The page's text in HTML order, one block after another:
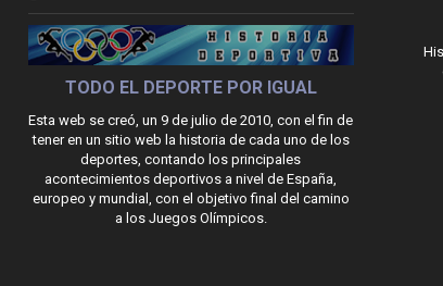
TODO EL DEPORTE POR IGUAL
Esta web se creó, un 9 de julio de 2010, con el fin de
tener en un sitio web la historia de cada uno de los
deportes, contando los principales
acontecimientos deportivos a nivel de España,
europeo y mundial, con el objetivo final del camino
a los Juegos Olímpicos.